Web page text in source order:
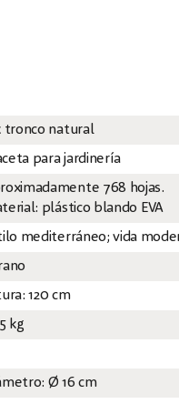
tronco natural
para jardinería
768 hojas.
plástico blando EVA
mediterráneo; vida
120 cm
kg
Ø 16 cm